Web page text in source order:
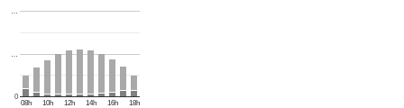
08h 10h 12h 14h 16h 18h
0
…
…